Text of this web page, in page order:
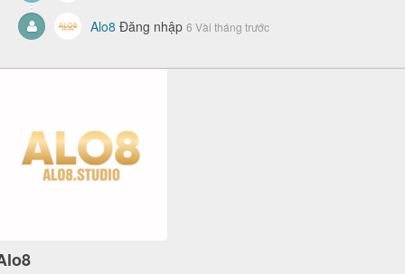
Alo8 Đăng nhập 6 Vài tháng trước